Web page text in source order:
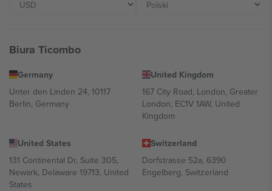
Biura Ticombo
Germany
Unter den Linden 24, 10117
Berlin, Germany
United Kingdom
167 City Road, London, Greater
London, EC1V 1AW, United
Kingdom
United States
131 Continental Dr, Suite 305,
Newark, Delaware 19713, United
States
Switzerland
Dorfstrasse 52a, 6390
Engelberg, Switzerland